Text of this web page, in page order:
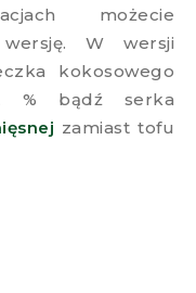
możecie
W wersji
kokosowego
% bądź serka
zamiast tofu